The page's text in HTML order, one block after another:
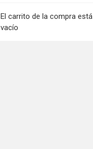
El carrito de la compra está
vacío